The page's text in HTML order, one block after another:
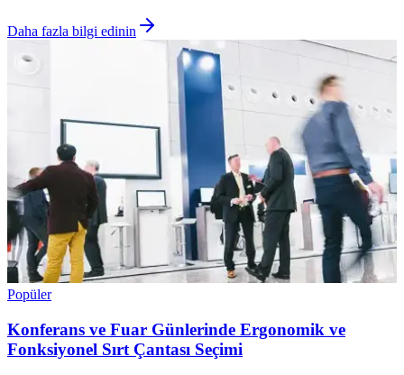
Daha fazla bilgi edinin
Popüler
Konferans ve Fuar Günlerinde Ergonomik ve
Fonksiyonel Sırt Çantası Seçimi